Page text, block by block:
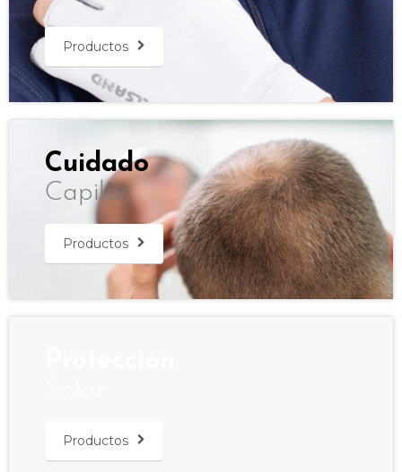
Productos
Cuidado
Capilar
Productos
Productos